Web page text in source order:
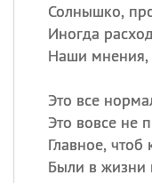
Солнышко,
Иногда
Наши мнения,
Это все
Это вовсе не
Главное, чтоб
Были в жизни